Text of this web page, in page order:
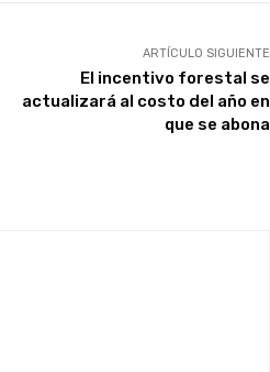
ARTÍCULO SIGUIENTE
El incentivo forestal se
actualizará al costo del año en
que se abona